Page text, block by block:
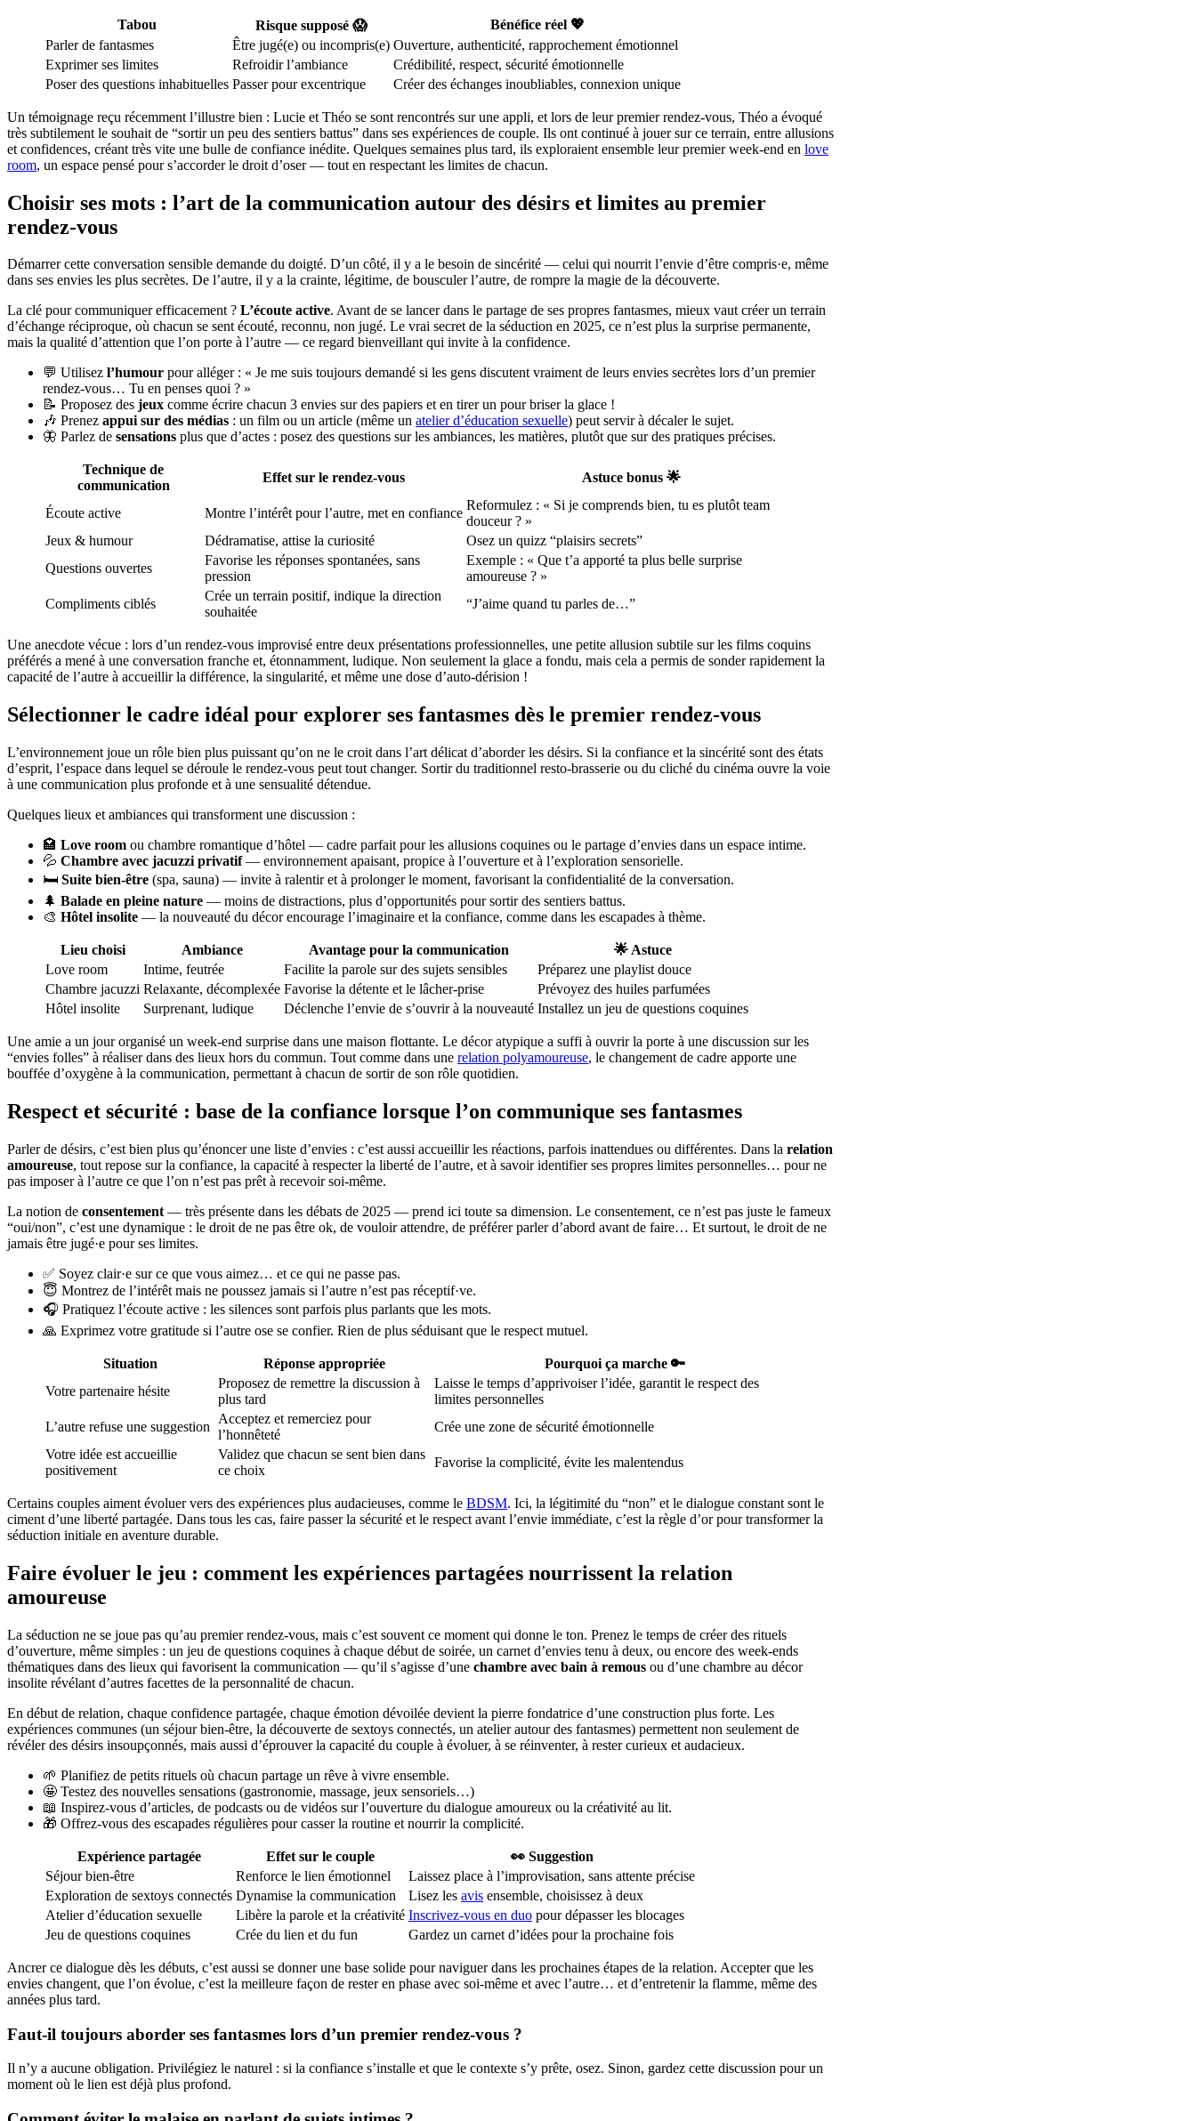
Tabou Risque supposé 😱
Bénéfice réel 💖
Parler de fantasmes
Être jugé(e) ou incompris(e) Ouverture, authenticité, rapprochement émotionnel
Exprimer ses limites
Refroidir l’ambiance
Crédibilité, respect, sécurité émotionnelle
Poser des questions inhabituelles Passer pour excentrique Créer des échanges inoubliables, connexion unique
Un témoignage reçu récemment l’illustre bien : Lucie et Théo se sont rencontrés sur une appli, et lors de leur premier rendez-vous, Théo a évoqué
très subtilement le souhait de “sortir un peu des sentiers battus” dans ses expériences de couple. Ils ont continué à jouer sur ce terrain, entre allusions
et confidences, créant très vite une bulle de confiance inédite. Quelques semaines plus tard, ils exploraient ensemble leur premier week-end en love
room, un espace pensé pour s’accorder le droit d’oser — tout en respectant les limites de chacun.
Choisir ses mots : l’art de la communication autour des désirs et limites au premier
rendez-vous
Démarrer cette conversation sensible demande du doigté. D’un côté, il y a le besoin de sincérité — celui qui nourrit l’envie d’être compris·e, même
dans ses envies les plus secrètes. De l’autre, il y a la crainte, légitime, de bousculer l’autre, de rompre la magie de la découverte.
La clé pour communiquer efficacement ? L’écoute active. Avant de se lancer dans le partage de ses propres fantasmes, mieux vaut créer un terrain
d’échange réciproque, où chacun se sent écouté, reconnu, non jugé. Le vrai secret de la séduction en 2025, ce n’est plus la surprise permanente,
mais la qualité d’attention que l’on porte à l’autre — ce regard bienveillant qui invite à la confidence.
💬 Utilisez l’humour pour alléger : « Je me suis toujours demandé si les gens discutent vraiment de leurs envies secrètes lors d’un premier
rendez-vous… Tu en penses quoi ? »
📝 Proposez des jeux comme écrire chacun 3 envies sur des papiers et en tirer un pour briser la glace !
🎶 Prenez appui sur des médias : un film ou un article (même un atelier d’éducation sexuelle) peut servir à décaler le sujet.
🦋 Parlez de sensations plus que d’actes : posez des questions sur les ambiances, les matières, plutôt que sur des pratiques précises.
Technique de
communication
Effet sur le rendez-vous Astuce bonus 🌟
Écoute active Montre l’intérêt pour l’autre, met en confiance
Reformulez : « Si je comprends bien, tu es plutôt team
douceur ? »
Jeux & humour
Dédramatise, attise la curiosité
Osez un quizz “plaisirs secrets”
Questions ouvertes
Favorise les réponses spontanées, sans
pression
Exemple : « Que t’a apporté ta plus belle surprise
amoureuse ? »
Compliments ciblés
Crée un terrain positif, indique la direction
souhaitée
“J’aime quand tu parles de…”
Une anecdote vécue : lors d’un rendez-vous improvisé entre deux présentations professionnelles, une petite allusion subtile sur les films coquins
préférés a mené à une conversation franche et, étonnamment, ludique. Non seulement la glace a fondu, mais cela a permis de sonder rapidement la
capacité de l’autre à accueillir la différence, la singularité, et même une dose d’auto-dérision !
Sélectionner le cadre idéal pour explorer ses fantasmes dès le premier rendez-vous
L’environnement joue un rôle bien plus puissant qu’on ne le croit dans l’art délicat d’aborder les désirs. Si la confiance et la sincérité sont des états
d’esprit, l’espace dans lequel se déroule le rendez-vous peut tout changer. Sortir du traditionnel resto-brasserie ou du cliché du cinéma ouvre la voie
à une communication plus profonde et à une sensualité détendue.
Quelques lieux et ambiances qui transforment une discussion :
🏩 Love room ou chambre romantique d’hôtel — cadre parfait pour les allusions coquines ou le partage d’envies dans un espace intime.
💦 Chambre avec jacuzzi privatif— environnement apaisant, propice à l’ouverture et à l’exploration sensorielle.
🛏️ Suite bien-être (spa, sauna) — invite à ralentir et à prolonger le moment, favorisant la confidentialité de la conversation.
🌲 Balade en pleine nature — moins de distractions, plus d’opportunités pour sortir des sentiers battus.
🎨 Hôtel insolite — la nouveauté du décor encourage l’imaginaire et la confiance, comme dans les escapades à thème.
Lieu choisi Ambiance Avantage pour la communication
🌟 Astuce
Love room
Intime, feutrée Facilite la parole sur des sujets sensibles
Préparez une playlist douce
Chambre jacuzzi Relaxante, décomplexée Favorise la détente et le lâcher-prise
Prévoyez des huiles parfumées
Hôtel insolite
Surprenant, ludique Déclenche l’envie de s’ouvrir à la nouveauté Installez un jeu de questions coquines
Une amie a un jour organisé un week-end surprise dans une maison flottante. Le décor atypique a suffi à ouvrir la porte à une discussion sur les
“envies folles” à réaliser dans des lieux hors du commun. Tout comme dans une relation polyamoureuse, le changement de cadre apporte une
bouffée d’oxygène à la communication, permettant à chacun de sortir de son rôle quotidien.
Respect et sécurité : base de la confiance lorsque l’on communique ses fantasmes
Parler de désirs, c’est bien plus qu’énoncer une liste d’envies : c’est aussi accueillir les réactions, parfois inattendues ou différentes. Dans la relation
amoureuse, tout repose sur la confiance, la capacité à respecter la liberté de l’autre, et à savoir identifier ses propres limites personnelles… pour ne
pas imposer à l’autre ce que l’on n’est pas prêt à recevoir soi-même.
La notion de consentement — très présente dans les débats de 2025 — prend ici toute sa dimension. Le consentement, ce n’est pas juste le fameux
“oui/non”, c’est une dynamique : le droit de ne pas être ok, de vouloir attendre, de préférer parler d’abord avant de faire… Et surtout, le droit de ne
jamais être jugé·e pour ses limites.
✅ Soyez clair·e sur ce que vous aimez… et ce qui ne passe pas.
😇 Montrez de l’intérêt mais ne poussez jamais si l’autre n’est pas réceptif·ve.
🎧 Pratiquez l’écoute active : les silences sont parfois plus parlants que les mots.
🙏 Exprimez votre gratitude si l’autre ose se confier. Rien de plus séduisant que le respect mutuel.
Situation Réponse appropriée
Pourquoi ça marche 🔑
Votre partenaire hésite
Proposez de remettre la discussion à
plus tard
Laisse le temps d’apprivoiser l’idée, garantit le respect des
limites personnelles
L’autre refuse une suggestion
Acceptez et remerciez pour
l’honnêteté
Crée une zone de sécurité émotionnelle
Votre idée est accueillie
positivement
Validez que chacun se sent bien dans
ce choix
Favorise la complicité, évite les malentendus
Certains couples aiment évoluer vers des expériences plus audacieuses, comme le BDSM. Ici, la légitimité du “non” et le dialogue constant sont le
ciment d’une liberté partagée. Dans tous les cas, faire passer la sécurité et le respect avant l’envie immédiate, c’est la règle d’or pour transformer la
séduction initiale en aventure durable.
Faire évoluer le jeu : comment les expériences partagées nourrissent la relation
amoureuse
La séduction ne se joue pas qu’au premier rendez-vous, mais c’est souvent ce moment qui donne le ton. Prenez le temps de créer des rituels
d’ouverture, même simples : un jeu de questions coquines à chaque début de soirée, un carnet d’envies tenu à deux, ou encore des week-ends
thématiques dans des lieux qui favorisent la communication — qu’il s’agisse d’une chambre avec bain à remous ou d’une chambre au décor
insolite révélant d’autres facettes de la personnalité de chacun.
En début de relation, chaque confidence partagée, chaque émotion dévoilée devient la pierre fondatrice d’une construction plus forte. Les
expériences communes (un séjour bien-être, la découverte de sextoys connectés, un atelier autour des fantasmes) permettent non seulement de
révéler des désirs insoupçonnés, mais aussi d’éprouver la capacité du couple à évoluer, à se réinventer, à rester curieux et audacieux.
🌱 Planifiez de petits rituels où chacun partage un rêve à vivre ensemble.
🤩 Testez des nouvelles sensations (gastronomie, massage, jeux sensoriels…)
📖 Inspirez-vous d’articles, de podcasts ou de vidéos sur l’ouverture du dialogue amoureux ou la créativité au lit.
🎁 Offrez-vous des escapades régulières pour casser la routine et nourrir la complicité.
Expérience partagée Effet sur le couple
👀 Suggestion
Séjour bien-être
Renforce le lien émotionnel
Laissez place à l’improvisation, sans attente précise
Exploration de sextoys connectés Dynamise la communication Lisez les avis ensemble, choisissez à deux
Atelier d’éducation sexuelle
Libère la parole et la créativité Inscrivez-vous en duo pour dépasser les blocages
Jeu de questions coquines
Crée du lien et du fun Gardez un carnet d’idées pour la prochaine fois
Ancrer ce dialogue dès les débuts, c’est aussi se donner une base solide pour naviguer dans les prochaines étapes de la relation. Accepter que les
envies changent, que l’on évolue, c’est la meilleure façon de rester en phase avec soi-même et avec l’autre… et d’entretenir la flamme, même des
années plus tard.
Faut-il toujours aborder ses fantasmes lors d’un premier rendez-vous ?
Il n’y a aucune obligation. Privilégiez le naturel : si la confiance s’installe et que le contexte s’y prête, osez. Sinon, gardez cette discussion pour un
moment où le lien est déjà plus profond.